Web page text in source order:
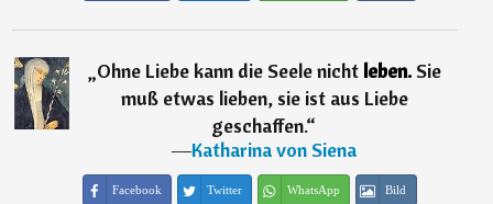
„Ohne Liebe kann die Seele nichtleben.Sie
muß etwas lieben, sie ist aus Liebe
geschaffen.“
―Katharina von Siena
Facebook Twitter WhatsApp Bild